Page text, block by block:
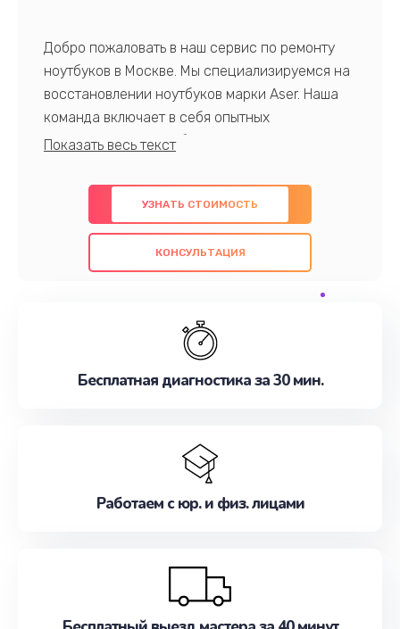
Добро пожаловать в наш сервис по ремонту
ноутбуков в Москве. Мы специализируемся на
восстановлении ноутбуков марки Aser. Наша
команда включает в себя опытных
профессионалов с обширными знаниями и
предлагаем быстрый и качественный ремонт с
использованием оригинальных компонентов, а
также гарантируем качество всех
проведенных работ. Наша цель - предоставить
обслуживание, удовлетворяя их потребности
наилучшим образом. Не медлите записаться на
УЗНАТЬ СТОИМОСТЬ
КОНСУЛЬТАЦИЯ
Бесплатная диагностика за 30 мин.
Работаем с юр. и физ. лицами